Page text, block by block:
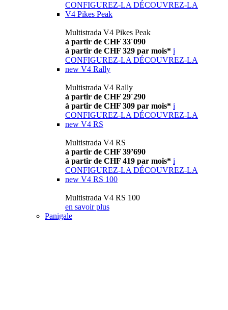
CONFIGUREZ-LA DÉCOUVREZ-LA
V4 Pikes Peak
Multistrada V4 Pikes Peak
à partir de CHF 33´090
à partir de CHF 329 par mois* i
CONFIGUREZ-LA DÉCOUVREZ-LA
new V4 Rally
Multistrada V4 Rally
à partir de CHF 29´290
à partir de CHF 309 par mois* i
CONFIGUREZ-LA DÉCOUVREZ-LA
new V4 RS
Multistrada V4 RS
à partir de CHF 39’690
à partir de CHF 419 par mois* i
CONFIGUREZ-LA DÉCOUVREZ-LA
new V4 RS 100
Multistrada V4 RS 100
en savoir plus
Panigale